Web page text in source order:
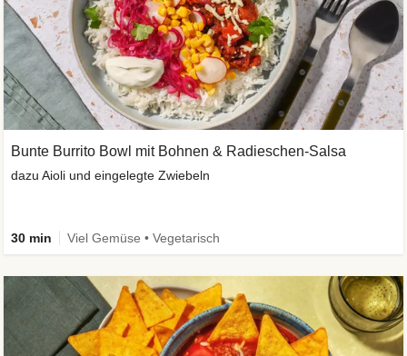
Bunte Burrito Bowl mit Bohnen & Radieschen-Salsa
dazu Aioli und eingelegte Zwiebeln
30 min Viel Gemüse • Vegetarisch